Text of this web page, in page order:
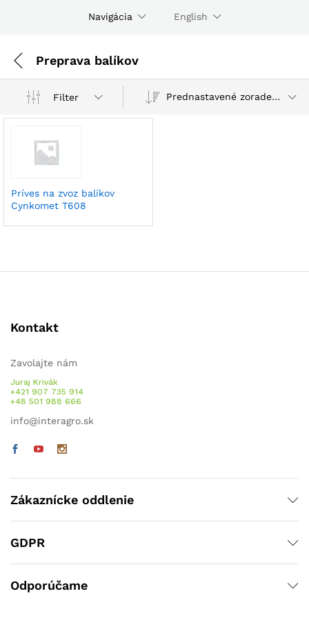
Navigácia English
Preprava balíkov
Filter Prednastavené zoradenie
Príves na zvoz balíkov
Cynkomet T608
Kontakt
Zavolajte nám
Juraj Krivák
+421 907 735 914
+48 501 988 666
info@interagro.sk
Zákaznícke oddlenie
GDPR
Odporúčame